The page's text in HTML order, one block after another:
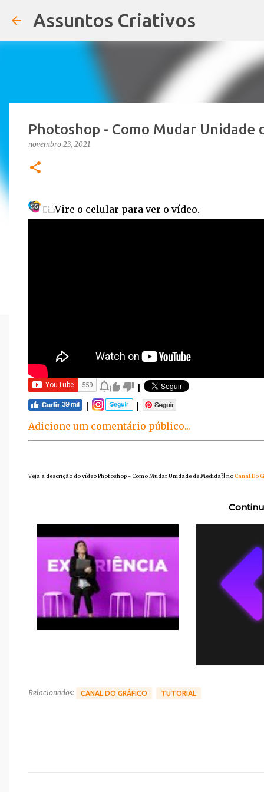
Assuntos Criativos
Photoshop - Como Mudar Unidade
novembro 23, 2021
Vire o celular para ver o vídeo.
Adicione um comentário público...
Veja a descrição do vídeo Photoshop - Como Mudar Unidade de Medida?! no Canal Do
Relacionados: CANAL DO GRÁFICO TUTORIAL